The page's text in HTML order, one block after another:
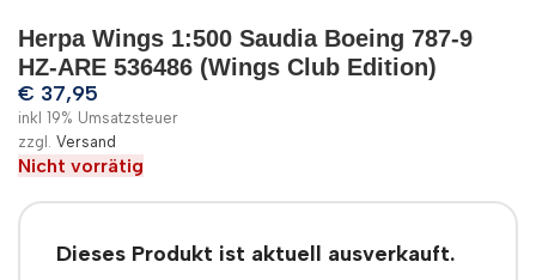
Herpa Wings 1:500 Saudia Boeing 787-9
HZ-ARE 536486 (Wings Club Edition)
€ 37,95
inkl 19% Umsatzsteuer
zzgl. Versand
Nicht vorrätig
Dieses Produkt ist aktuell ausverkauft.